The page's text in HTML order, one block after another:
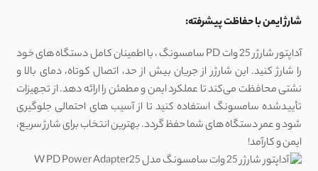
شارژ ایمن با حفاظت پیشرفته:
آداپتور شارژر 25 وات PD سامسونگ ، با اطمینان کامل دستگاه‌ های خود
را شارژ کنید. این شارژر از جریان بیش‌ از حد، اتصال کوتاه، دمای بالا و
نشتی محافظت می‌کند تا عملکرد ایمن و مطمئن را ارائه دهد. از تجهیزات
تأیید‌شده سامسونگ استفاده کنید تا از آسیب‌ های احتمالی جلوگیری
شود و عمر دستگاه‌ های شما حفظ گردد. بهترین انتخاب برای شارژ سریع،
ایمن و کارآمد!